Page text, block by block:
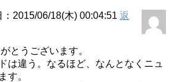
：2015/06/18(木) 00:04:51 返
とうございます。
は違う。なるほど、なんとなくニュ
す。